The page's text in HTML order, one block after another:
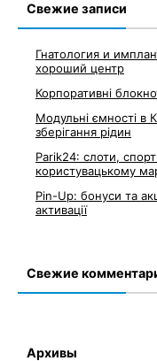
Свежие записи
Гнатология и
хороший центр
Корпоративні
Модульні ємності в
зберігання рідин
Parik24: слоти,
користувацькому
Pin-Up: бонуси та
активації
Свежие
Архивы